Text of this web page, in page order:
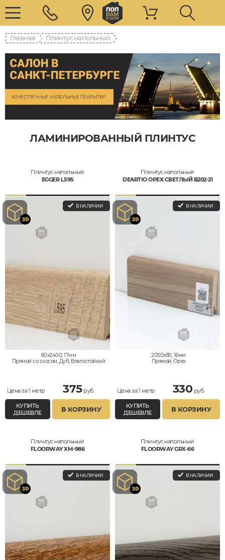
Главная Плинтус напольный
ЛАМИНИРОВАННЫЙ ПЛИНТУС
Плинтус напольный
EGGER L595
В НАЛИЧИИ
60x2400, 17мм
Прямой со скосом, Дуб, Влагостойкий
Цена за 1 метр 375руб.
КУПИТЬ
ДЕШЕВЛЕ
В КОРЗИНУ
Плинтус напольный
DEARTIO ОРЕХ СВЕТЛЫЙ B202-21
В НАЛИЧИИ
2050x80, 16мм
Прямой, Орех
Цена за 1 метр 330 руб.
КУПИТЬ
ДЕШЕВЛЕ
В КОРЗИНУ
Плинтус напольный
FLOORWAY XM-986
В НАЛИЧИИ
Плинтус напольный
FLOORWAY GRX-66
В НАЛИЧИИ